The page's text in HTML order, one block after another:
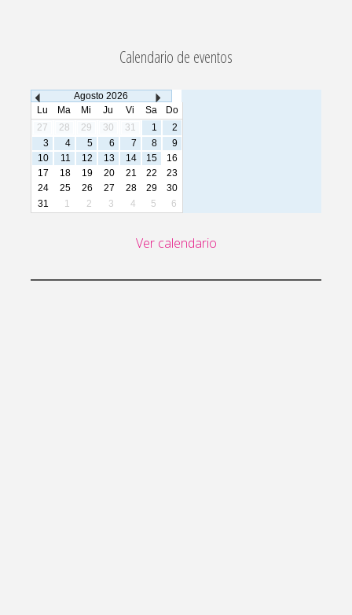
Calendario de eventos
Agosto 2026
Lu
Ma Mi Ju Vi Sa
Do
27
28 29 30 31 1
2
3
4 5 6 7 8
9
10
11 12 13 14 15
16
17
18 19 20 21 22
23
24
25 26 27 28 29
30
31
1 2 3 4 5 6
Ver calendario